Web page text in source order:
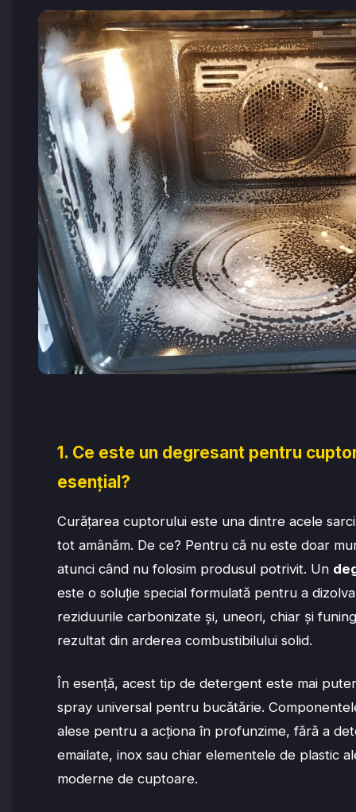
1. Ce este un degresant pentru
esențial?
Curățarea cuptorului este una dintre acele
tot amânăm. De ce? Pentru că nu este doar
atunci când nu folosim produsul potrivit. Un
este o soluție special formulată pentru a
reziduurile carbonizate și, uneori, chiar și
rezultat din arderea combustibilului solid.
În esență, acest tip de detergent este mai
spray universal pentru bucătărie.
alese pentru a acționa în profunzime, fără a
emailate, inox sau chiar elementele de plastic
moderne de cuptoare.